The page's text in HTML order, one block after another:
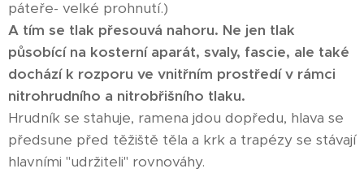
páteře- velké prohnutí.)
A tím se tlak přesouvá nahoru. Ne jen tlak
působící na kosterní aparát, svaly, fascie, ale také
dochází k rozporu ve vnitřním prostředí v rámci
nitrohrudního a nitrobřišního tlaku.
Hrudník se stahuje, ramena jdou dopředu, hlava se
předsune před těžiště těla a krk a trapézy se stávají
hlavními "udržiteli" rovnováhy.